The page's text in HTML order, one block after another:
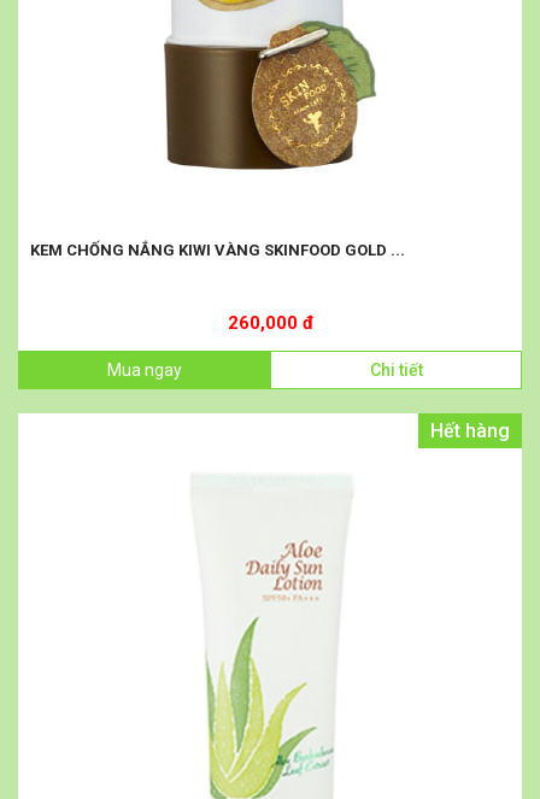
KEM CHỐNG NẮNG KIWI VÀNG SKINFOOD GOLD ...
260,000 đ
Mua ngay Chi tiết
Hết hàng